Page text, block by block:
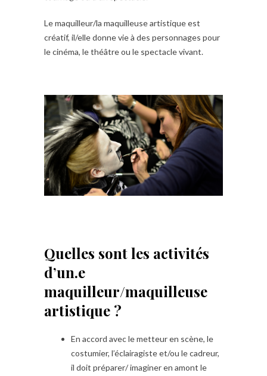
Le maquilleur/la maquilleuse artistique est
créatif, il/elle donne vie à des personnages pour
le cinéma, le théâtre ou le spectacle vivant.
Quelles sont les activités
d’un.e
maquilleur/maquilleuse
artistique ?
En accord avec le metteur en scène, le
costumier, l’éclairagiste et/ou le cadreur,
il doit préparer/ imaginer en amont le